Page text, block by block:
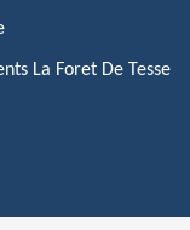
La Foret De Tesse